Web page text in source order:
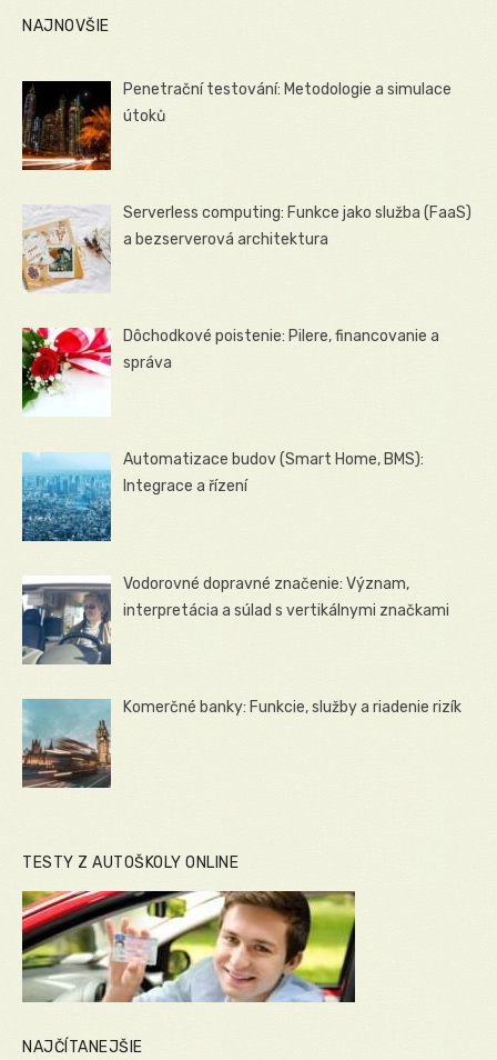
NAJNOVŠIE
Penetrační testování: Metodologie a simulace
útoků
Serverless computing: Funkce jako služba (FaaS)
a bezserverová architektura
Dôchodkové poistenie: Pilere, financovanie a
správa
Automatizace budov (Smart Home, BMS):
Integrace a řízení
Vodorovné dopravné značenie: Význam,
interpretácia a súlad s vertikálnymi značkami
Komerčné banky: Funkcie, služby a riadenie rizík
TESTY Z AUTOŠKOLY ONLINE
NAJČÍTANEJŠIE